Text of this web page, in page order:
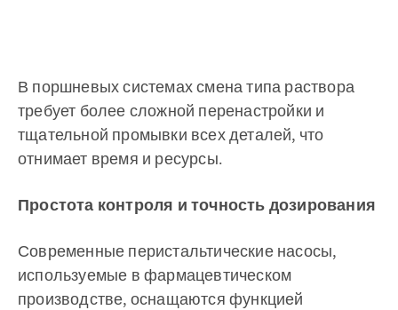
В поршневых системах смена типа раствора
требует более сложной перенастройки и
тщательной промывки всех деталей, что
отнимает время и ресурсы.
Простота контроля и точность дозирования
Современные перистальтические насосы,
используемые в фармацевтическом
производстве, оснащаются функцией